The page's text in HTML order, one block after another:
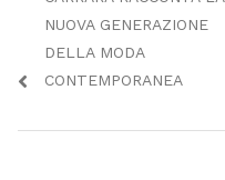
NUOVA GENERAZIONE
DELLA MODA
CONTEMPORANEA